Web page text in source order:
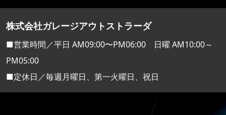
株式会社ガレージアウトストラーダ
■営業時間／平日 AM09:00〜PM06:00 日曜 AM10:00～
PM05:00
■定休日／毎週月曜日、第一火曜日、祝日